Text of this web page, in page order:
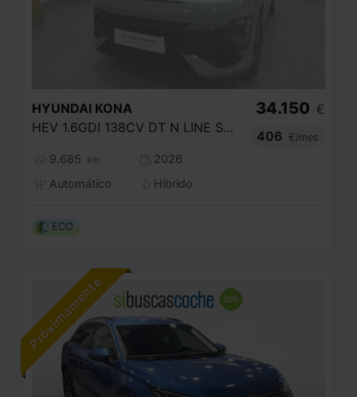
HYUNDAI KONA
HEV 1.6GDI 138CV DT N LINE STYLE
9.685 km
2026
Automático
Híbrido
34.150 €
406
€/mes
ECO